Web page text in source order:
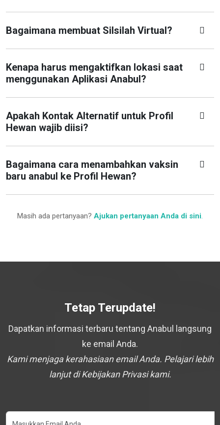
Bagaimana membuat Silsilah Virtual?
Kenapa harus mengaktifkan lokasi saat
menggunakan Aplikasi Anabul?
Apakah Kontak Alternatif untuk Profil
Hewan wajib diisi?
Bagaimana cara menambahkan vaksin
baru anabul ke Profil Hewan?
Masih ada pertanyaan? Ajukan pertanyaan Anda di sini.
Tetap Terupdate!
Dapatkan informasi terbaru tentang Anabul langsung
ke email Anda.
Kami menjaga kerahasiaan email Anda. Pelajari lebih
lanjut di Kebijakan Privasi kami.